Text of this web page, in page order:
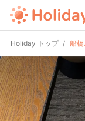
Holiday トップ 船橋